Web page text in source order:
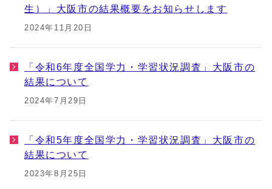
生）」大阪市の結果概要をお知らせします
2024年11月20日
「令和6年度全国学力・学習状況調査」大阪市の
結果について
2024年7月29日
「令和5年度全国学力・学習状況調査」大阪市の
結果について
2023年8月25日